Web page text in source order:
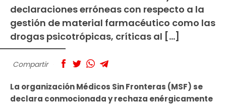
declaraciones erróneas con respecto a la
gestión de material farmacéutico como las
drogas psicotrópicas, críticas al […]
Compartir
La organización Médicos Sin Fronteras (MSF) se
declara conmocionada y rechaza enérgicamente